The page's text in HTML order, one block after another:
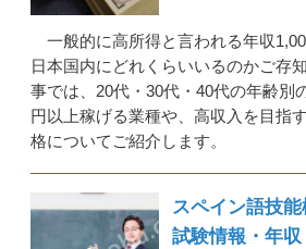
一般的に高所得と言われる年収
日本国内にどれくらいいるのかご存
事では、20代・30代・40代の年齢別
円以上稼げる業種や、高収入を目指
格についてご紹介します。
スペイン語技
試験情報・年